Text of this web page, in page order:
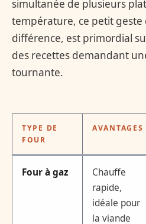
simultanée de plusieurs
température, ce petit geste
différence, est primordial
des recettes demandant
tournante.
TYPE DE
FOUR
AVANTAGES
Four à gaz
Chauffe
rapide,
idéale pour
la viande